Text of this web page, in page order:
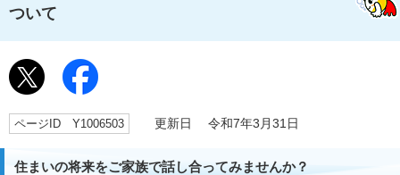
ついて
ページID Y1006503 更新日 令和7年3月31日
住まいの将来をご家族で話し合ってみませんか？